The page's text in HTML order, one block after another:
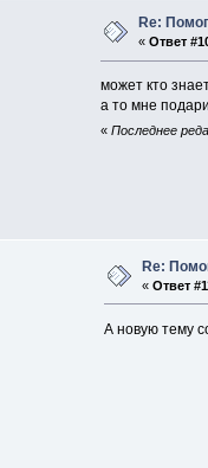
Re:
«Ответ
может кто
а то мне
« Последнее
Re:
«Ответ
А новую тему